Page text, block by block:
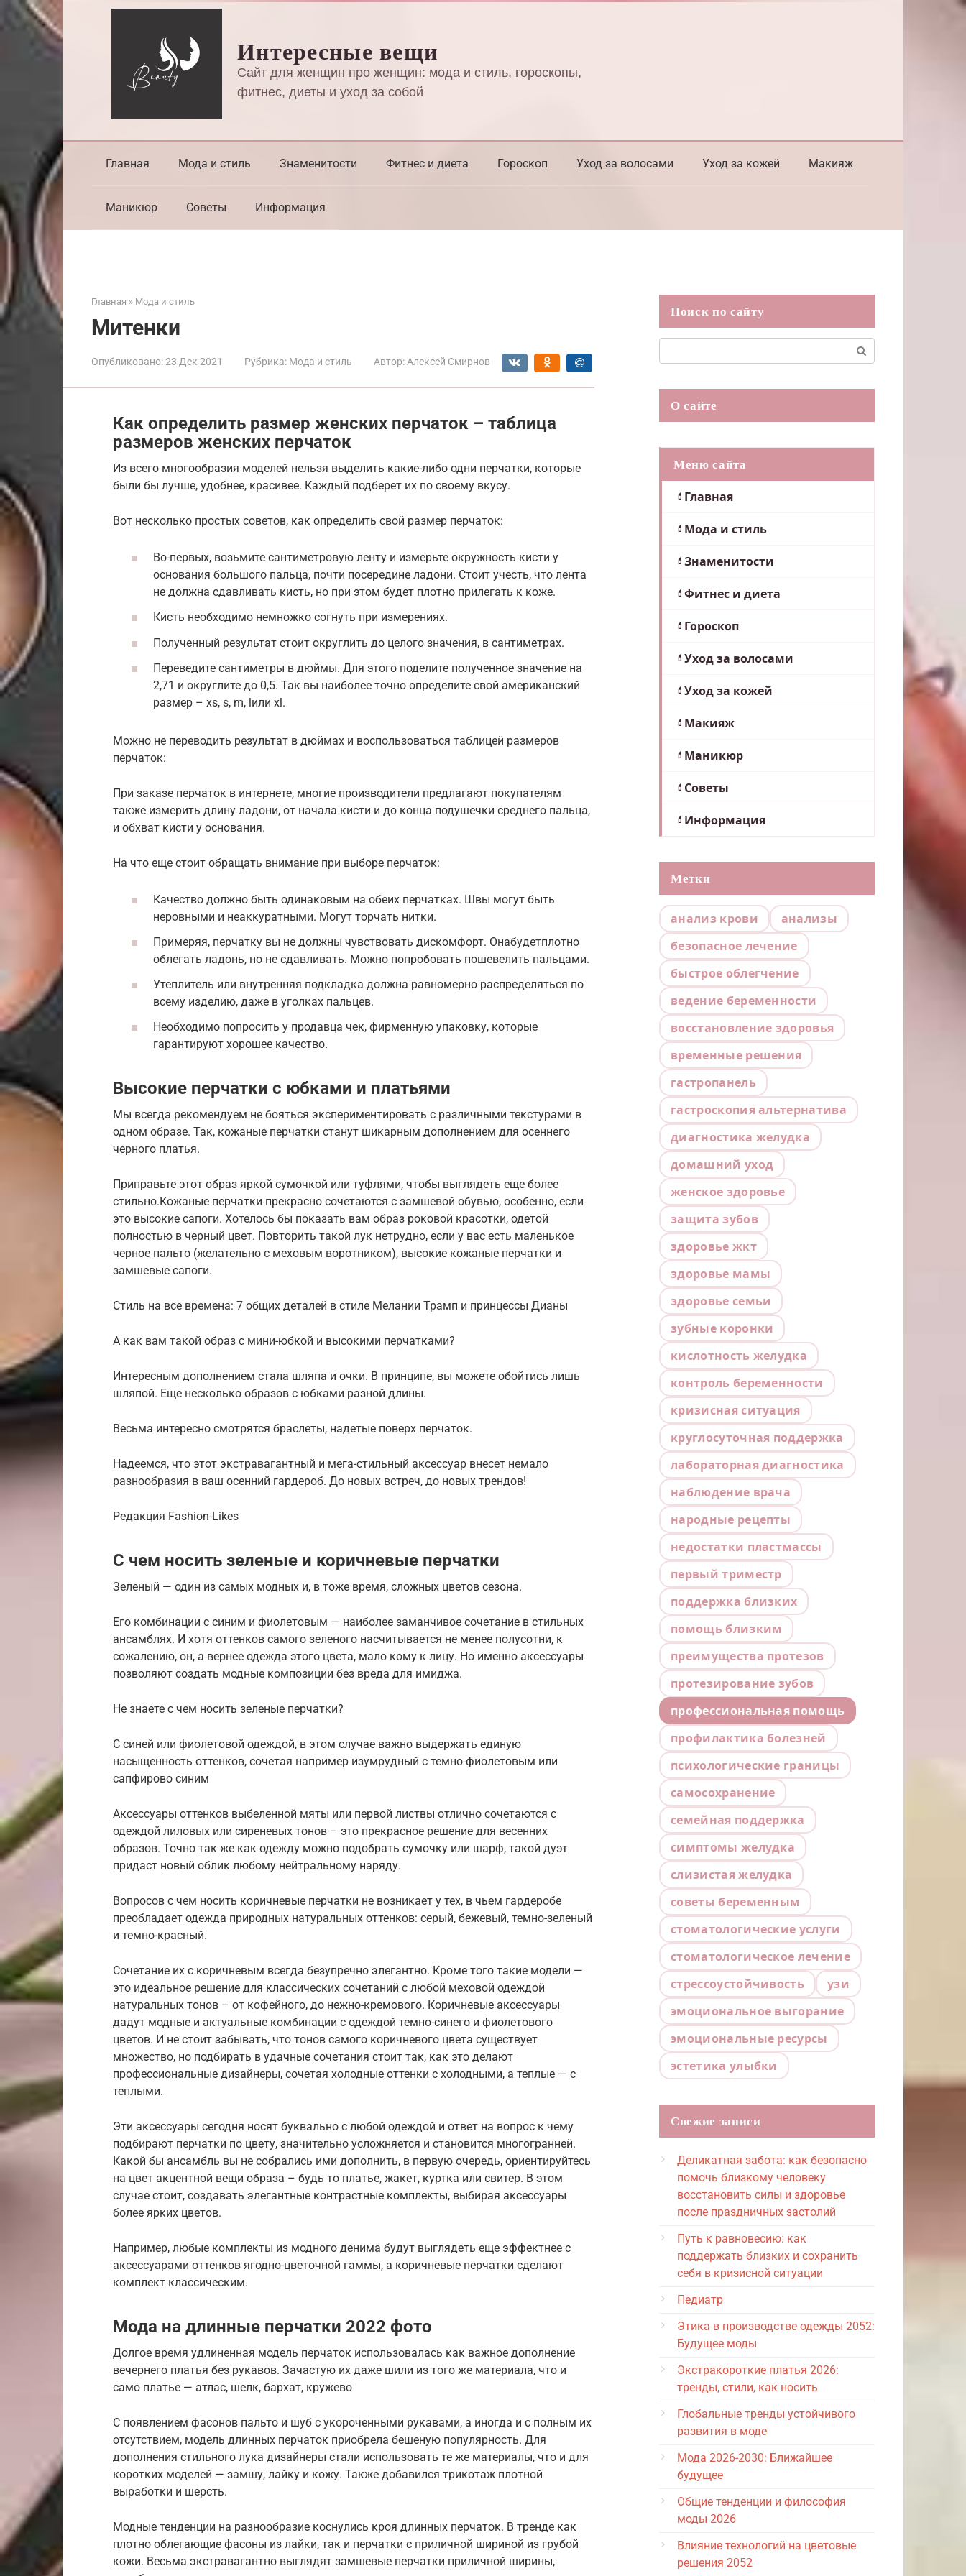
Перейти
к
контенту
Интересные вещи
Сайт для женщин про женщин: мода и стиль, гороскопы,
фитнес, диеты и уход за собой
Главная Мода и стиль Знаменитости Фитнес и диета Гороскоп Уход за волосами Уход за кожей Макияж
Маникюр Советы Информация
Главная » Мода и стиль
Митенки
Опубликовано:23 Дек 2021 Рубрика: Мода и стиль Автор: Алексей Смирнов
Как определить размер женских перчаток – таблица
размеров женских перчаток
Из всего многообразия моделей нельзя выделить какие-либо одни перчатки, которые
были бы лучше, удобнее, красивее. Каждый подберет их по своему вкусу.
Вот несколько простых советов, как определить свой размер перчаток:
Во-первых, возьмите сантиметровую ленту и измерьте окружность кисти у
основания большого пальца, почти посередине ладони. Стоит учесть, что лента
не должна сдавливать кисть, но при этом будет плотно прилегать к коже.
Кисть необходимо немножко согнуть при измерениях.
Полученный результат стоит округлить до целого значения, в сантиметрах.
Переведите сантиметры в дюймы. Для этого поделите полученное значение на
2,71 и округлите до 0,5. Так вы наиболее точно определите свой американский
размер – xs, s, m, lили xl.
Можно не переводить результат в дюймах и воспользоваться таблицей размеров
перчаток:
При заказе перчаток в интернете, многие производители предлагают покупателям
также измерить длину ладони, от начала кисти и до конца подушечки среднего пальца,
и обхват кисти у основания.
На что еще стоит обращать внимание при выборе перчаток:
Качество должно быть одинаковым на обеих перчатках. Швы могут быть
неровными и неаккуратными. Могут торчать нитки.
Примеряя, перчатку вы не должны чувствовать дискомфорт. Онабудетплотно
облегать ладонь, но не сдавливать. Можно попробовать пошевелить пальцами.
Утеплитель или внутренняя подкладка должна равномерно распределяться по
всему изделию, даже в уголках пальцев.
Необходимо попросить у продавца чек, фирменную упаковку, которые
гарантируют хорошее качество.
Высокие перчатки с юбками и платьями
Мы всегда рекомендуем не бояться экспериментировать с различными текстурами в
одном образе. Так, кожаные перчатки станут шикарным дополнением для осеннего
черного платья.
Приправьте этот образ яркой сумочкой или туфлями, чтобы выглядеть еще более
стильно.Кожаные перчатки прекрасно сочетаются с замшевой обувью, особенно, если
это высокие сапоги. Хотелось бы показать вам образ роковой красотки, одетой
полностью в черный цвет. Повторить такой лук нетрудно, если у вас есть маленькое
черное пальто (желательно с меховым воротником), высокие кожаные перчатки и
замшевые сапоги.
Стиль на все времена: 7 общих деталей в стиле Мелании Трамп и принцессы Дианы
А как вам такой образ с мини-юбкой и высокими перчатками?
Интересным дополнением стала шляпа и очки. В принципе, вы можете обойтись лишь
шляпой. Еще несколько образов с юбками разной длины.
Весьма интересно смотрятся браслеты, надетые поверх перчаток.
Надеемся, что этот экстравагантный и мега-стильный аксессуар внесет немало
разнообразия в ваш осенний гардероб. До новых встреч, до новых трендов!
Редакция Fashion-Likes
С чем носить зеленые и коричневые перчатки
Зеленый — один из самых модных и, в тоже время, сложных цветов сезона.
Его комбинации с синим и фиолетовым — наиболее заманчивое сочетание в стильных
ансамблях. И хотя оттенков самого зеленого насчитывается не менее полусотни, к
сожалению, он, а вернее одежда этого цвета, мало кому к лицу. Но именно аксессуары
позволяют создать модные композиции без вреда для имиджа.
Не знаете с чем носить зеленые перчатки?
С синей или фиолетовой одеждой, в этом случае важно выдержать единую
насыщенность оттенков, сочетая например изумрудный с темно-фиолетовым или
сапфирово синим
Аксессуары оттенков выбеленной мяты или первой листвы отлично сочетаются с
одеждой лиловых или сиреневых тонов – это прекрасное решение для весенних
образов. Точно так же как одежду можно подобрать сумочку или шарф, такой дуэт
придаст новый облик любому нейтральному наряду.
Вопросов с чем носить коричневые перчатки не возникает у тех, в чьем гардеробе
преобладает одежда природных натуральных оттенков: серый, бежевый, темно-зеленый
и темно-красный.
Сочетание их с коричневым всегда безупречно элегантно. Кроме того такие модели —
это идеальное решение для классических сочетаний с любой меховой одеждой
натуральных тонов – от кофейного, до нежно-кремового. Коричневые аксессуары
дадут модные и актуальные комбинации с одеждой темно-синего и фиолетового
цветов. И не стоит забывать, что тонов самого коричневого цвета существует
множество, но подбирать в удачные сочетания стоит так, как это делают
профессиональные дизайнеры, сочетая холодные оттенки с холодными, а теплые — с
теплыми.
Эти аксессуары сегодня носят буквально с любой одеждой и ответ на вопрос к чему
подбирают перчатки по цвету, значительно усложняется и становится многогранней.
Какой бы ансамбль вы не собрались ими дополнить, в первую очередь, ориентируйтесь
на цвет акцентной вещи образа – будь то платье, жакет, куртка или свитер. В этом
случае стоит, создавать элегантные контрастные комплекты, выбирая аксессуары
более ярких цветов.
Например, любые комплекты из модного денима будут выглядеть еще эффектнее с
аксессуарами оттенков ягодно-цветочной гаммы, а коричневые перчатки сделают
комплект классическим.
Мода на длинные перчатки 2022 фото
Долгое время удлиненная модель перчаток использовалась как важное дополнение
вечернего платья без рукавов. Зачастую их даже шили из того же материала, что и
само платье — атлас, шелк, бархат, кружево
С появлением фасонов пальто и шуб с укороченными рукавами, а иногда и с полным их
отсутствием, модель длинных перчаток приобрела бешеную популярность. Для
дополнения стильного лука дизайнеры стали использовать те же материалы, что и для
коротких моделей — замшу, лайку и кожу. Также добавился трикотаж плотной
выработки и шерсть.
Модные тенденции на разнообразие коснулись кроя длинных перчаток. В тренде как
плотно облегающие фасоны из лайки, так и перчатки с приличной шириной из грубой
кожи. Весьма экстравагантно выглядят замшевые перчатки приличной ширины,
Поиск по сайту
О сайте
Меню сайта
Главная
Мода и стиль
Знаменитости
Фитнес и диета
Гороскоп
Уход за волосами
Уход за кожей
Макияж
Маникюр
Советы
Информация
Метки
анализ крови
анализы
безопасное лечение
быстрое облегчение
ведение беременности
восстановление здоровья
временные решения
гастропанель
гастроскопия альтернатива
диагностика желудка
домашний уход
женское здоровье
защита зубов
здоровье жкт
здоровье мамы
здоровье семьи
зубные коронки
кислотность желудка
контроль беременности
кризисная ситуация
круглосуточная поддержка
лабораторная диагностика
наблюдение врача
народные рецепты
недостатки пластмассы
первый триместр
поддержка близких
помощь близким
преимущества протезов
протезирование зубов
профессиональная помощь
профилактика болезней
психологические границы
самосохранение
семейная поддержка
симптомы желудка
слизистая желудка
советы беременным
стоматологические услуги
стоматологическое лечение
стрессоустойчивость
узи
эмоциональное выгорание
эмоциональные ресурсы
эстетика улыбки
Свежие записи
Деликатная забота: как безопасно
помочь близкому человеку
восстановить силы и здоровье
после праздничных застолий
Путь к равновесию: как
поддержать близких и сохранить
себя в кризисной ситуации
Педиатр
Этика в производстве одежды 2052:
Будущее моды
Экстракороткие платья 2026:
тренды, стили, как носить
Глобальные тренды устойчивого
развития в моде
Мода 2026-2030: Ближайшее
будущее
Общие тенденции и философия
моды 2026
Влияние технологий на цветовые
решения 2052